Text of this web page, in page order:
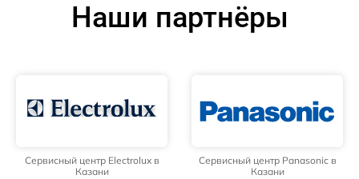
Наши партнёры
Сервисный центр Electrolux в
Казани
Сервисный центр Panasonic в
Казани